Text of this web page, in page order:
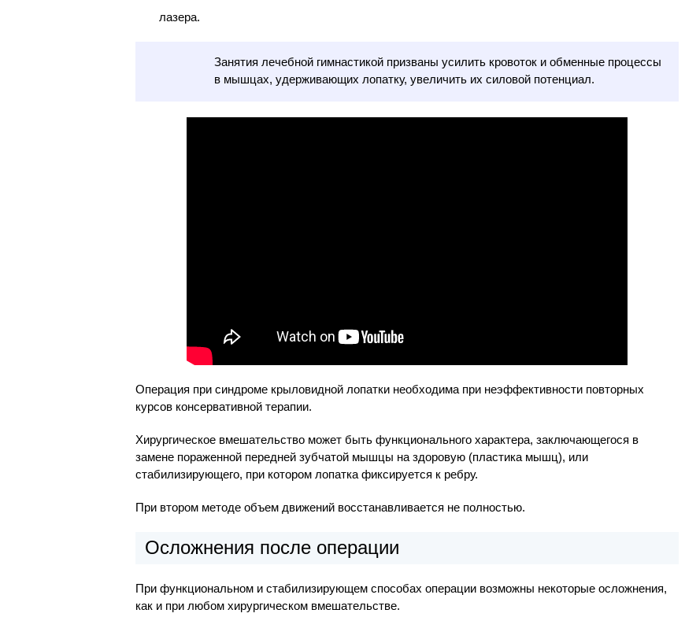
лазера.
Занятия лечебной гимнастикой призваны усилить кровоток и обменные процессы
в мышцах, удерживающих лопатку, увеличить их силовой потенциал.
Операция при синдроме крыловидной лопатки необходима при неэффективности повторных
курсов консервативной терапии.
Хирургическое вмешательство может быть функционального характера, заключающегося в
замене пораженной передней зубчатой мышцы на здоровую (пластика мышц), или
стабилизирующего, при котором лопатка фиксируется к ребру.
При втором методе объем движений восстанавливается не полностью.
Осложнения после операции
При функциональном и стабилизирующем способах операции возможны некоторые осложнения,
как и при любом хирургическом вмешательстве.